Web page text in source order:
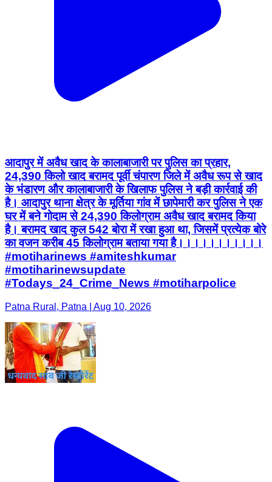
आदापुर में अवैध खाद के कालाबाजारी पर पुलिस का प्रहार,
24,390 किलो खाद बरामद पूर्वी चंपारण जिले में अवैध रूप से खाद
के भंडारण और कालाबाजारी के खिलाफ पुलिस ने बड़ी कार्रवाई की
है। आदापुर थाना क्षेत्र के मूर्तिया गांव में छापेमारी कर पुलिस ने एक
घर में बने गोदाम से 24,390 किलोग्राम अवैध खाद बरामद किया
है। बरामद खाद कुल 542 बोरा में रखा हुआ था, जिसमें प्रत्येक बोरे
का वजन करीब 45 किलोग्राम बताया गया है।।।।।।।।।।।
#motiharinews #amiteshkumar
#motiharinewsupdate
#Todays_24_Crime_News #motiharpolice
Patna Rural, Patna | Aug 10, 2026